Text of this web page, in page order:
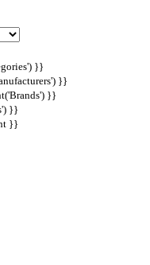
}}
}}
}}
}}
}}